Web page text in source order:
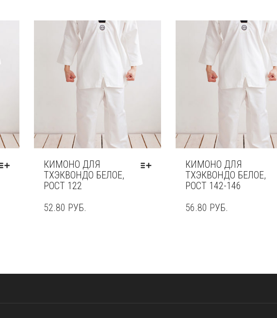
КИМОНО ДЛЯ
ТХЭКВОНДО БЕЛОЕ,
РОСТ 122
52.80 РУБ.
КИМОНО ДЛЯ
ТХЭКВОНДО БЕЛОЕ,
РОСТ 142-146
56.80 РУБ.